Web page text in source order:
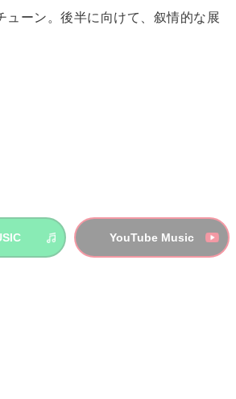
ューン。後半に向けて、叙情的な展
YouTube Music